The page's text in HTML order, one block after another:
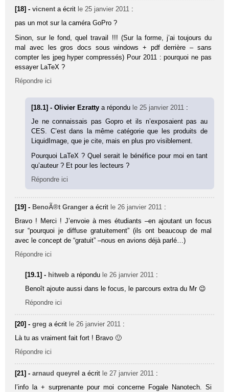
[18] -vicnent a écrit le 25 janvier 2011 :
pas un mot sur la caméra GoPro ?
Sinon, sur le fond, quel travail !!! (Sur la forme, j’ai toujours du
mal avec les gros docs sous windows + pdf derrière – sans
compter les jpeg hyper compressés) Pour 2011 : pourquoi ne pas
essayer LaTeX ?
Répondre ici
[18.1] - Olivier Ezrattya répondu le 25 janvier 2011 :
Je ne connaissais pas Gopro et ils n’exposaient pas au
CES. C’est dans la même catégorie que les produits de
LiquidImage, que je cite, mais en plus pro visiblement.
Pourquoi LaTeX ? Quel serait le bénéfice pour moi en tant
qu’auteur ? Et pour les lecteurs ?
Répondre ici
[19] - BenoÃ®t Granger a écrit le 26 janvier 2011 :
Bravo ! Merci ! J’envoie à mes étudiants –en ajoutant un focus
sur “pourquoi je diffuse gratuitement” (ils ont beaucoup de mal
avec le concept de “gratuit” –nous en avions déjà parlé…)
Répondre ici
[19.1] - hitweb a répondu le 26 janvier 2011 :
Benoît ajoute aussi dans le focus, le parcours extra du Mr 😉
Répondre ici
[20] -greg a écrit le 26 janvier 2011 :
Là tu as vraiment fait fort ! Bravo 🙂
Répondre ici
[21] -arnaud queyrel a écrit le 27 janvier 2011 :
l’info la + surprenante pour moi concerne Fogale Nanotech. Si